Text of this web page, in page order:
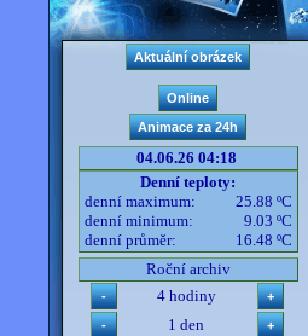
04.06.26 04:18
Denní teploty:
denní maximum:
25.88 ºC
denní minimum:
9.03 ºC
denní průměr:
16.48 ºC
Roční archiv
4 hodiny
1 den